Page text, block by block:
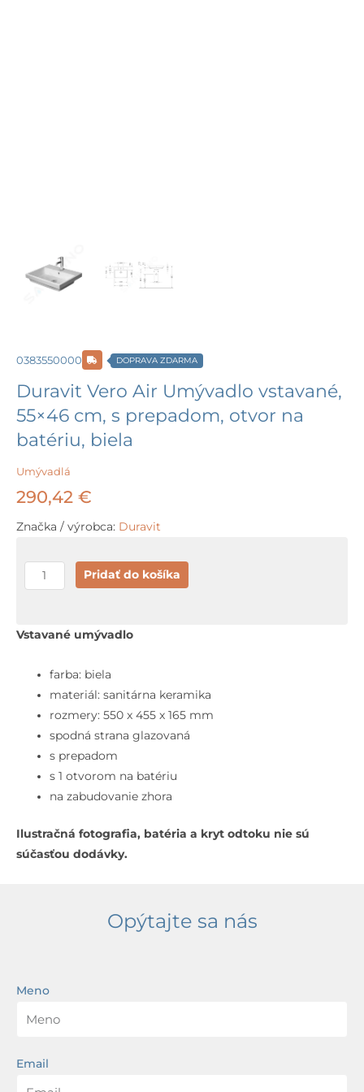
0383550000 DOPRAVA ZDARMA
Duravit Vero Air Umývadlo vstavané,
55×46 cm, s prepadom, otvor na
batériu, biela
Umývadlá
290,42 €
Značka / výrobca: Duravit
množstvo
Duravit
Air
vstavané,
55x46
cm,
prepadom,
otvor
biela
Pridať do košíka
Vstavané umývadlo
farba: biela
materiál: sanitárna keramika
rozmery: 550 x 455 x 165 mm
spodná strana glazovaná
s prepadom
s 1 otvorom na batériu
na zabudovanie zhora
Ilustračná fotografia, batéria a kryt odtoku nie sú
súčasťou dodávky.
Opýtajte sa nás
Meno
Email